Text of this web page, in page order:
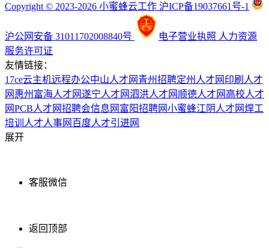
Copyright © 2023-2026 小蜜蜂云工作 沪ICP备19037661号-1
沪公网安备 31011702008840号 电子营业执照 人力资源
服务许可证
友情链接：
17ce云主机远程办公中山人才网 青州招聘定州人才网 印刷人才
网 惠州富海人才网遂宁人才网泗洪人才网 顺德人才网 高校人才
网PCB人才网招聘会信息网 富阳招聘网小蜜蜂江阴人才网焊工
培训 人才人事网 百度人才引进网
展开
客服微信
返回顶部